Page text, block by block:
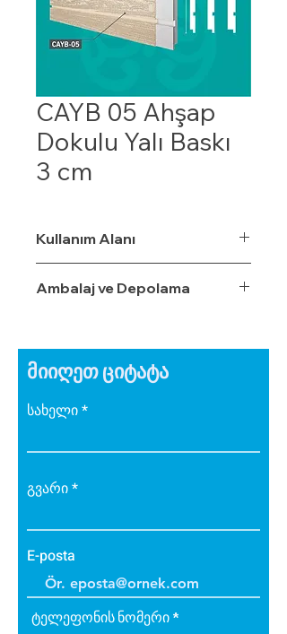
CAYB 05 Ahşap
Dokulu Yalı Baskı
3 cm
Kullanım Alanı
Ambalaj ve Depolama
მიიღეთ ციტატა
სახელი
გვარი
E-posta
ტელეფონის ნომერი